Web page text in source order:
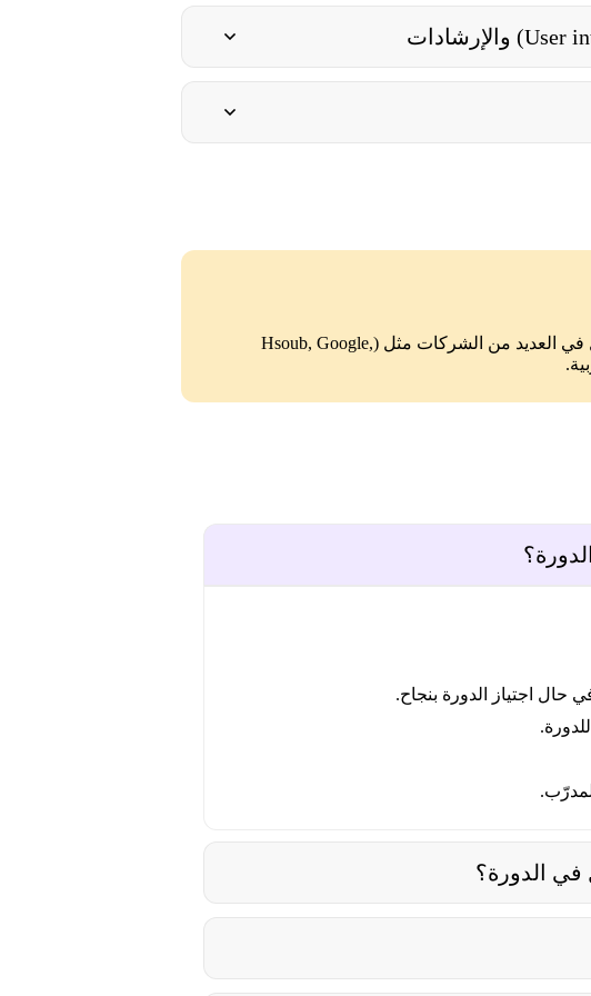
كاتب تجربة مستخدم ومصمّم محتوى، عمل في العديد من الشركات مثل (Hsoub, Google,
اجتياز الدورة بنجاح.